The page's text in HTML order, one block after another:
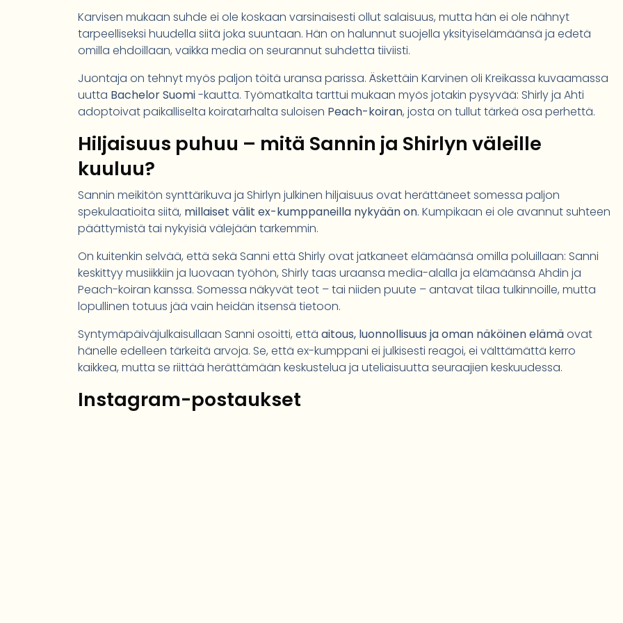
Karvisen mukaan suhde ei ole koskaan varsinaisesti ollut salaisuus, mutta hän ei ole nähnyt
tarpeelliseksi huudella siitä joka suuntaan. Hän on halunnut suojella yksityiselämäänsä ja edetä
omilla ehdoillaan, vaikka media on seurannut suhdetta tiiviisti.
Juontaja on tehnyt myös paljon töitä uransa parissa. Äskettäin Karvinen oli Kreikassa kuvaamassa
uutta Bachelor Suomi-kautta. Työmatkalta tarttui mukaan myös jotakin pysyvää: Shirly ja Ahti
adoptoivat paikalliselta koiratarhalta suloisen Peach-koiran, josta on tullut tärkeä osa perhettä.
Hiljaisuus puhuu – mitä Sannin ja Shirlyn väleille
kuuluu?
Sannin meikitön synttärikuva ja Shirlyn julkinen hiljaisuus ovat herättäneet somessa paljon
spekulaatioita siitä, millaiset välit ex-kumppaneilla nykyään on. Kumpikaan ei ole avannut suhteen
päättymistä tai nykyisiä välejään tarkemmin.
On kuitenkin selvää, että sekä Sanni että Shirly ovat jatkaneet elämäänsä omilla poluillaan: Sanni
keskittyy musiikkiin ja luovaan työhön, Shirly taas uraansa media-alalla ja elämäänsä Ahdin ja
Peach-koiran kanssa. Somessa näkyvät teot – tai niiden puute – antavat tilaa tulkinnoille, mutta
lopullinen totuus jää vain heidän itsensä tietoon.
Syntymäpäiväjulkaisullaan Sanni osoitti, että aitous, luonnollisuus ja oman näköinen elämäovat
hänelle edelleen tärkeitä arvoja. Se, että ex-kumppani ei julkisesti reagoi, ei välttämättä kerro
kaikkea, mutta se riittää herättämään keskustelua ja uteliaisuutta seuraajien keskuudessa.
Instagram-postaukset